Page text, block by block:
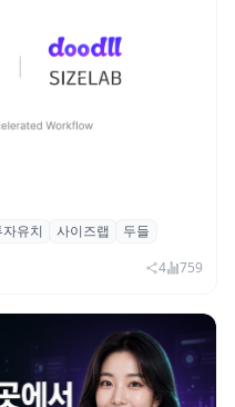
트먼트로부터 시
자유치 사이즈랩
두들
4 759